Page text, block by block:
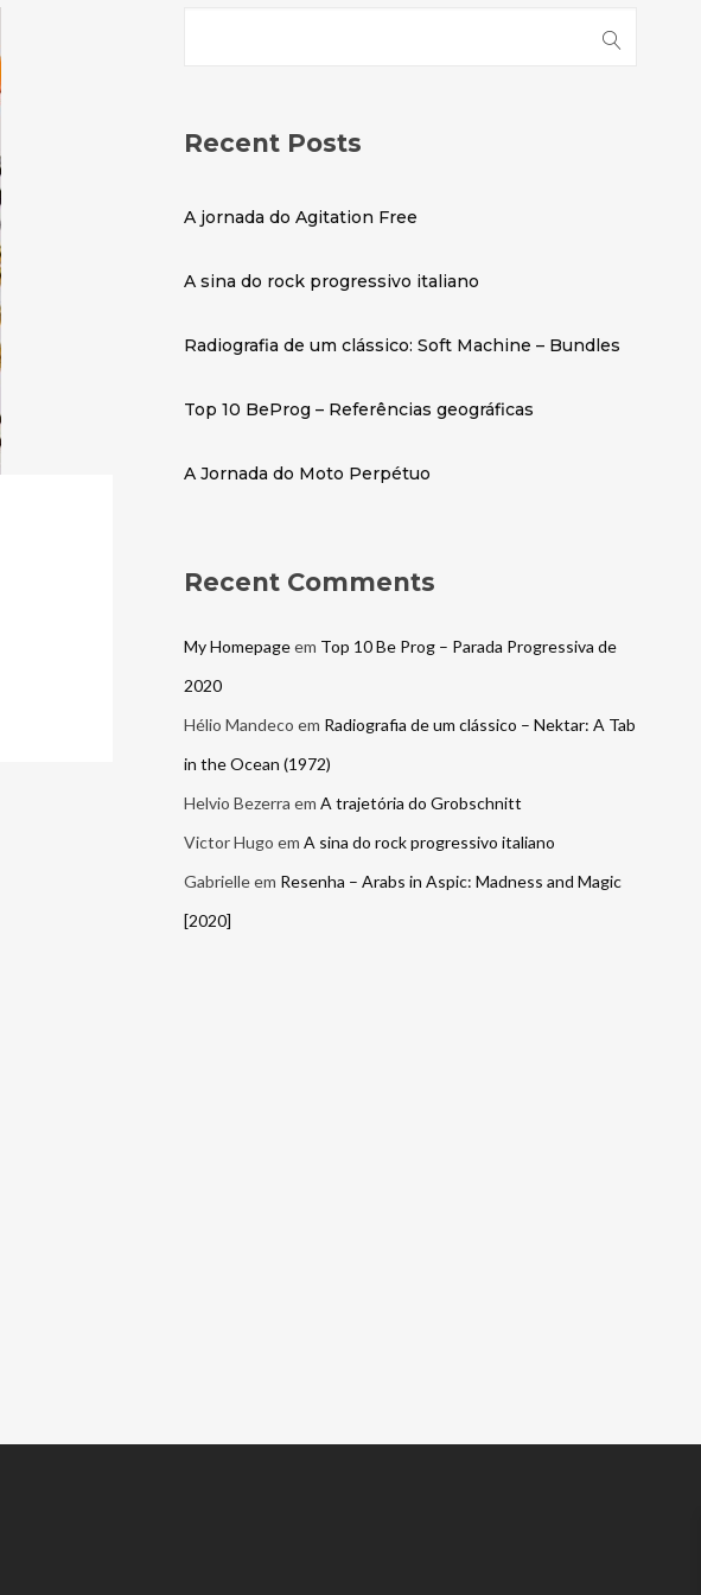
Recent Posts
A jornada doAgitation Free
A sina do rock progressivo italiano
Radiografia de um clássico: Soft Machine – Bundles
Top 10 BeProg – Referências geográficas
A Jornada do Moto Perpétuo
Recent Comments
My Homepageem Top 10 Be Prog – Parada Progressiva de
2020
Hélio Mandeco em Radiografia de um clássico – Nektar: A Tab
in the Ocean (1972)
Helvio Bezerra emA trajetória do Grobschnitt
Victor Hugo emA sina do rock progressivo italiano
Gabrielleem Resenha – Arabs in Aspic: Madness and Magic
[2020]